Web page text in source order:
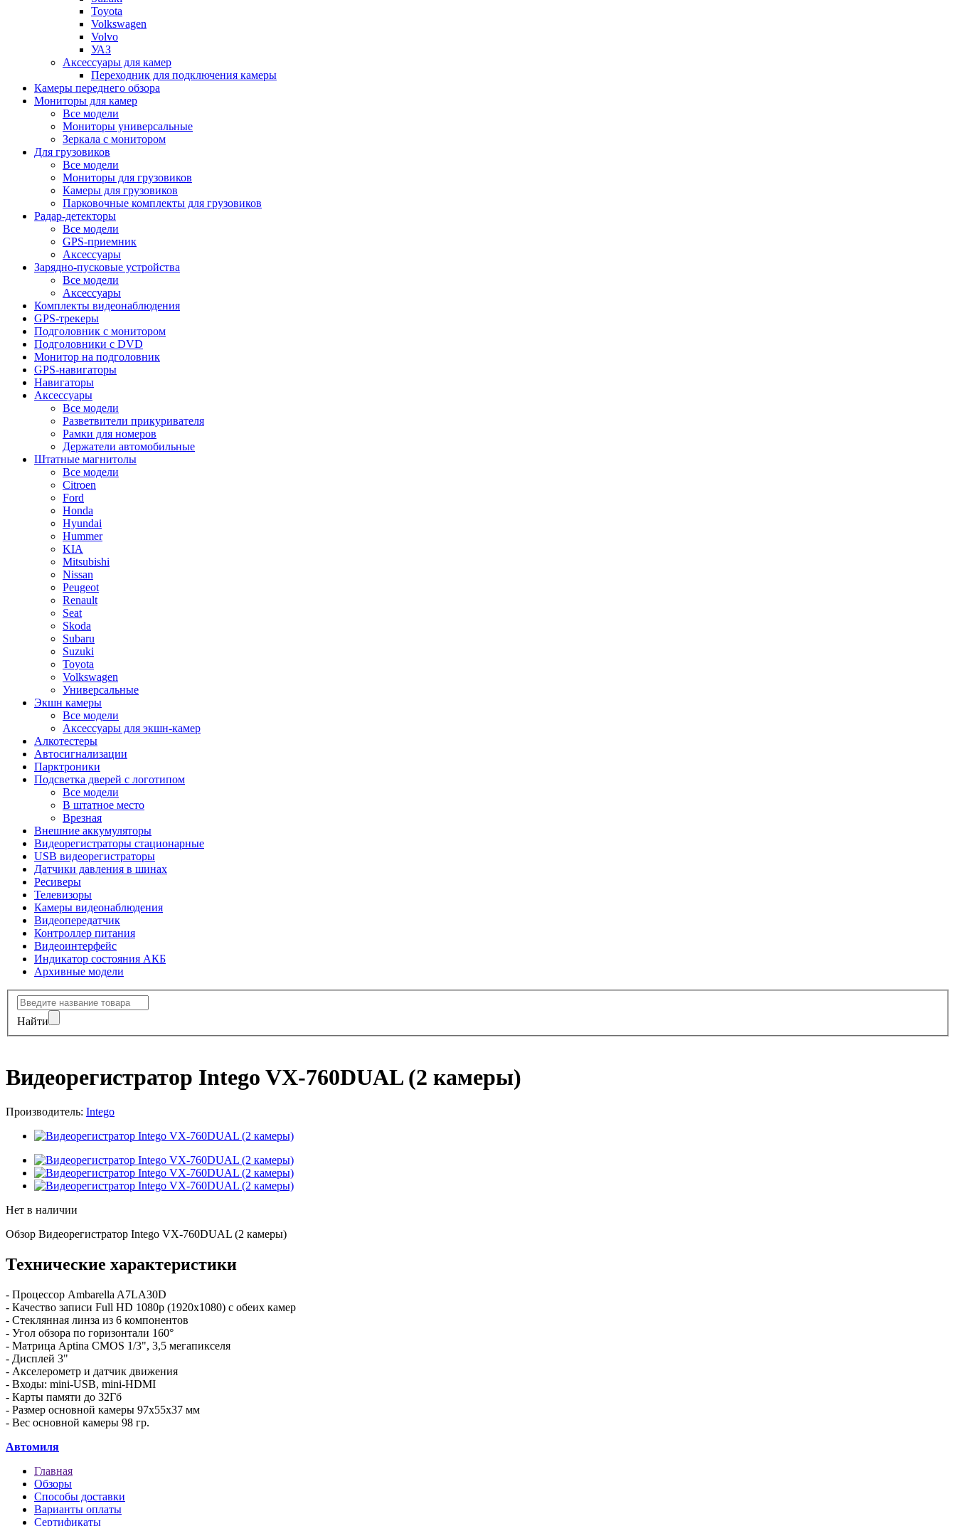
Toyota
Volkswagen
Volvo
УАЗ
Аксессуары для камер
Переходник для подключения камеры
Камеры переднего обзора
Мониторы для камер
Все модели
Мониторы универсальные
Зеркала с монитором
Для грузовиков
Все модели
Мониторы для грузовиков
Камеры для грузовиков
Парковочные комплекты для грузовиков
Радар-детекторы
Все модели
GPS-приемник
Аксессуары
Зарядно-пусковые устройства
Все модели
Аксессуары
Комплекты видеонаблюдения
GPS-трекеры
Подголовник с монитором
Подголовники с DVD
Монитор на подголовник
GPS-навигаторы
Навигаторы
Аксессуары
Все модели
Разветвители прикуривателя
Рамки для номеров
Держатели автомобильные
Штатные магнитолы
Все модели
Citroen
Ford
Honda
Hyundai
Hummer
KIA
Mitsubishi
Nissan
Peugeot
Renault
Seat
Skoda
Subaru
Suzuki
Toyota
Volkswagen
Универсальные
Экшн камеры
Все модели
Аксессуары для экшн-камер
Алкотестеры
Автосигнализации
Парктроники
Подсветка дверей с логотипом
Все модели
В штатное место
Врезная
Внешние аккумуляторы
Видеорегистраторы стационарные
USB видеорегистраторы
Датчики давления в шинах
Ресиверы
Телевизоры
Камеры видеонаблюдения
Видеопередатчик
Контроллер питания
Видеоинтерфейс
Индикатор состояния АКБ
Архивные модели
Найти
Видеорегистратор Intego VX-760DUAL (2 камеры)
Производитель: Intego
Нет в наличии
Обзор Видеорегистратор Intego VX-760DUAL (2 камеры)
Технические характеристики
- Процессор Ambarella A7LA30D
- Качество записи Full HD 1080p (1920x1080) с обеих камер
- Стеклянная линза из 6 компонентов
- Угол обзора по горизонтали 160°
- Матрица Aptina CMOS 1/3", 3,5 мегапикселя
- Дисплей 3"
- Акселерометр и датчик движения
- Входы: mini-USB, mini-HDMI
- Карты памяти до 32Гб
- Размер основной камеры 97х55х37 мм
- Вес основной камеры 98 гр.
Автомиля
Главная
Обзоры
Способы доставки
Варианты оплаты
Сертификаты